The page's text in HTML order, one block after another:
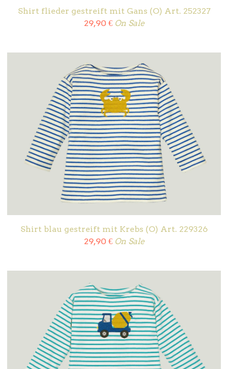
Shirt flieder gestreift mit Gans (O) Art. 252327
29,90 € On Sale
Shirt blau gestreift mit Krebs (O) Art. 229326
29,90 € On Sale